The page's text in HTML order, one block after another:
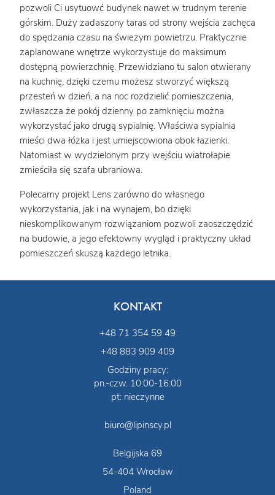
pozwoli Ci usytuowć budynek nawet w trudnym terenie
górskim. Duży zadaszony taras od strony wejścia zachęca
do spędzania czasu na świeżym powietrzu. Praktycznie
zaplanowane wnętrze wykorzystuje do maksimum
dostępną powierzchnię. Przewidziano tu salon otwierany
na kuchnię, dzięki czemu możesz stworzyć większą
przesteń w dzień, a na noc rozdzielić pomieszczenia,
zwłaszcza że pokój dzienny po zamknięciu można
wykorzystać jako drugą sypialnię. Właściwa sypialnia
mieści dwa łóżka i jest umiejscowiona obok łazienki.
Natomiast w wydzielonym przy wejściu wiatrołapie
zmieściła się szafa ubraniowa.
Polecamy projekt Lens zarówno do własnego
wykorzystania, jak i na wynajem, bo dzięki
nieskomplikowanym rozwiązaniom pozwoli zaoszczędzić
na budowie, a jego efektowny wygląd i praktyczny układ
pomieszczeń skuszą każdego letnika.
KONTAKT
+48 71 354 59 49
+48 883 909 409
Godziny pracy:
pn.-czw. 10:00-16:00
pt: nieczynne
biuro@lipinscy.pl
Belgijska 69
54-404 Wrocław
Poland